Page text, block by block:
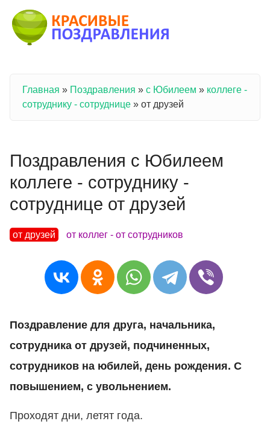
Вы здесь
Главная » Поздравления » с Юбилеем » коллеге -
сотруднику - сотруднице » от друзей
Поздравления с Юбилеем
коллеге - сотруднику -
сотруднице от друзей
от друзей от коллег - от сотрудников
Поздравление для друга, начальника,
сотрудника от друзей, подчиненных,
сотрудников на юбилей, день рождения. С
повышением, с увольнением.
Проходят дни, летят года.